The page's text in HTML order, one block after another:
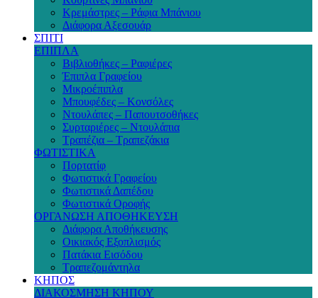
Κρεμάστρες – Ράφια Μπάνιου
Διάφορα Αξεσουάρ
ΣΠΙΤΙ
ΕΠΙΠΛΑ
Βιβλιοθήκες – Ραφιέρες
Έπιπλα Γραφείου
Μικροέπιπλα
Μπουφέδες – Κονσόλες
Ντουλάπες – Παπουτσοθήκες
Συρταριέρες – Ντουλάπια
Τραπέζια – Τραπεζάκια
ΦΩΤΙΣΤΙΚΑ
Πορτατίφ
Φωτιστικά Γραφείου
Φωτιστικά Δαπέδου
Φωτιστικά Οροφής
ΟΡΓΑΝΩΣΗ ΑΠΟΘΗΚΕΥΣΗ
Διάφορα Αποθήκευσης
Οικιακός Εξοπλισμός
Πατάκια Εισόδου
Τραπεζομάντηλα
ΚΗΠΟΣ
ΔΙΑΚΟΣΜΗΣΗ ΚΗΠΟΥ